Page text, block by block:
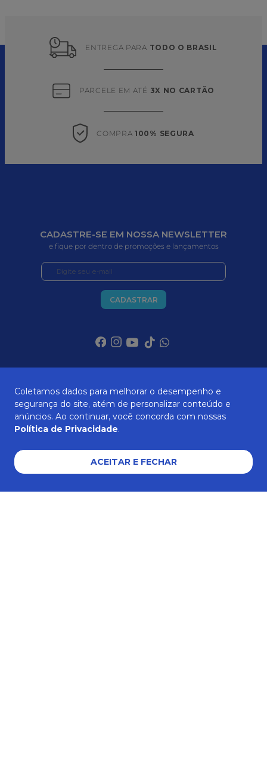
ENTREGA PARA TODO O BRASIL
PARCELE EM ATÉ 3X NO CARTÃO
COMPRA 100% SEGURA
CADASTRE-SE EM NOSSA NEWSLETTER
e fique por dentro de promoções e lançamentos
CADASTRAR
ATENDIMENTO
AJUDA E SUPORTE
Coletamos dados para melhorar o desempenho e
segurança do site, atém de personalizar conteúdo e
anúncios. Ao continuar, você concorda com nossas
Política de Privacidade.
ACEITAR E FECHAR